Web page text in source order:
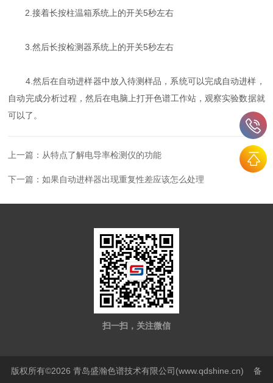
2.接着长按柱温箱系统上的开关5秒左右
3.然后长按检测器系统上的开关5秒左右
4.然后在自动进样器中放入待测样品，系统可以完成自动进样，
自动完成分析过程，然后在电脑上打开色谱工作站，观察实验数据就
可以了。
上一篇： 从特点了解电导率检测仪的功能
下一篇：如果自动进样器出现重复性差应该怎么处理
扫一扫，关注微信
版权所有©2026 青岛盛瀚色谱技术有限公司(www.qdshine.cn) 备